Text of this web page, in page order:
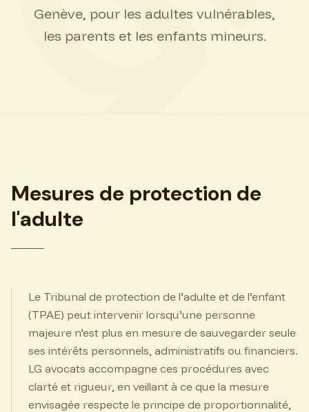
Genève, pour les adultes vulnérables,
les parents et les enfants mineurs.
Mesures de protection de
l'adulte
Le Tribunal de protection de l’adulte et de l’enfant
(TPAE) peut intervenir lorsqu’une personne
majeure n’est plus en mesure de sauvegarder seule
ses intérêts personnels, administratifs ou financiers.
LG avocats accompagne ces procédures avec
clarté et rigueur, en veillant à ce que la mesure
envisagée respecte le principe de proportionnalité,